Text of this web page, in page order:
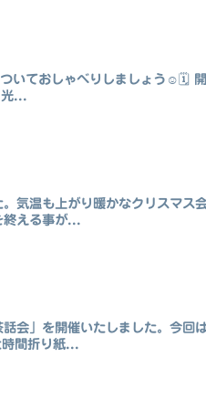
いておしゃべりしましょう☺️🗓
...
気温も上がり暖かなクリスマス
終える事が...
会」を開催いたしました。今回
時間折り紙...